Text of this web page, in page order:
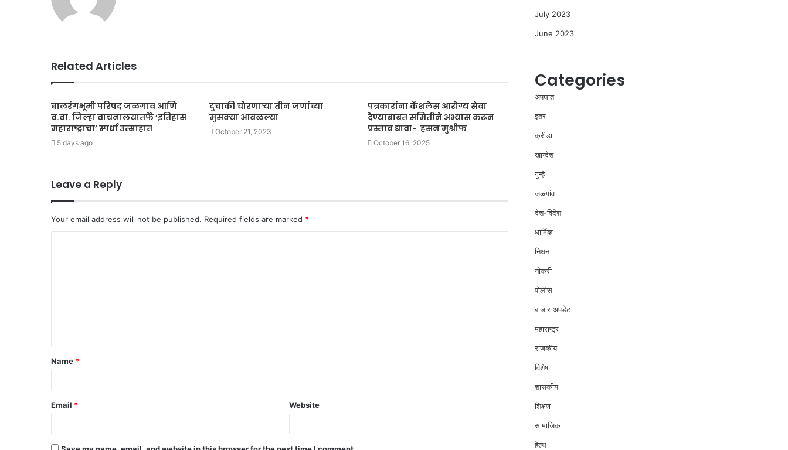
Related Articles
बालरंगभूमी परिषद जळगाव आणि
व.वा. जिल्हा वाचनालयातर्फे ‘इतिहास
महाराष्ट्राचा’ स्पर्धा उत्साहात
5 days ago
दुचाकी चोरणाऱ्या तीन जणांच्या
मुसक्या आवळल्या
October 21, 2023
पत्रकारांना कॅशलेस आरोग्य सेवा
देण्याबाबत समितीने अभ्यास करून
प्रस्ताव द्यावा- हसन मुश्रीफ
October 16, 2025
Leave a Reply
Your email address will not be published. Required fields are marked *
t
*
Name *
Email * Website
July 2023
June 2023
Categories
अपघात
इतर
क्रीडा
खान्देश
गुन्हे
जळगांव
देश-विदेश
धार्मिक
निधन
नोकरी
पोलीस
बाजार अपडेट
महाराष्ट्र
राजकीय
विशेष
शासकीय
शिक्षण
सामाजिक
हेल्थ